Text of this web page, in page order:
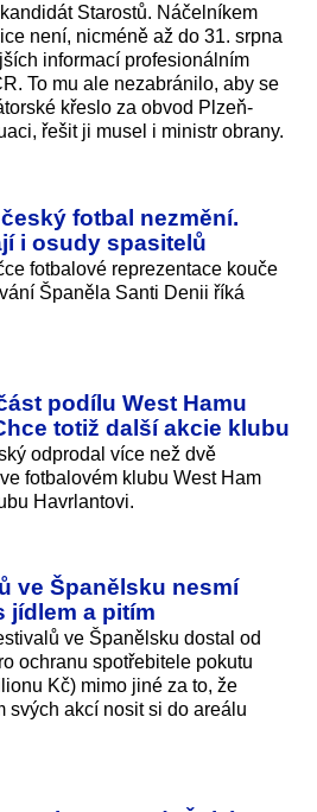
Starostů. Náčelníkem
není, nicméně až do 31. srpna
informací profesionálním
To mu ale nezabránilo, aby se
křeslo za obvod Plzeň-
řešit ji musel i ministr obrany.
fotbal nezmění.
i osudy spasitelů
fotbalové reprezentace kouče
Španěla Santi Denii říká
podílu West Hamu
totiž další akcie klubu
odprodal více než dvě
fotbalovém klubu West Ham
Havrlantovi.
ve Španělsku nesmí
jídlem a pitím
ve Španělsku dostal od
ochranu spotřebitele pokutu
Kč) mimo jiné za to, že
svých akcí nosit si do areálu